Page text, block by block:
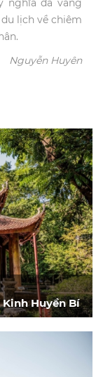
nghĩa đã vàng
lịch về chiêm
Nguyễn Huyên
Huyền Bí